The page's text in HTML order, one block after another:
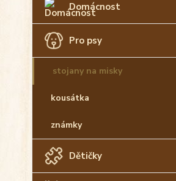
Domácnost
Pro psy
stojany na misky
kousátka
známky
Dětičky